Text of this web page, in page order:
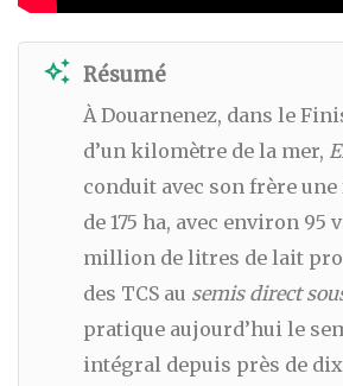
auto_awesome Résumé
À Douarnenez, dans le
d’un kilomètre de la mer,
conduit avec son frère
de 175 ha, avec environ 95
million de litres de lait
des TCS au semis direct
pratique aujourd’hui le
intégral depuis près de dix